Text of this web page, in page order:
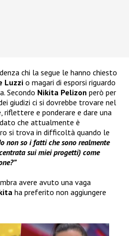
chi la segue le hanno chiesto
Luzzi o magari di esporsi riguardo
Secondo Nikita Pelizon però per
giudizi ci si dovrebbe trovare nel
riflettere e ponderare e dare una
che attualmente è
si trova in difficoltà quando le
non so i fatti che sono realmente
sui miei progetti) come
avere avuto una vaga
ha preferito non aggiungere